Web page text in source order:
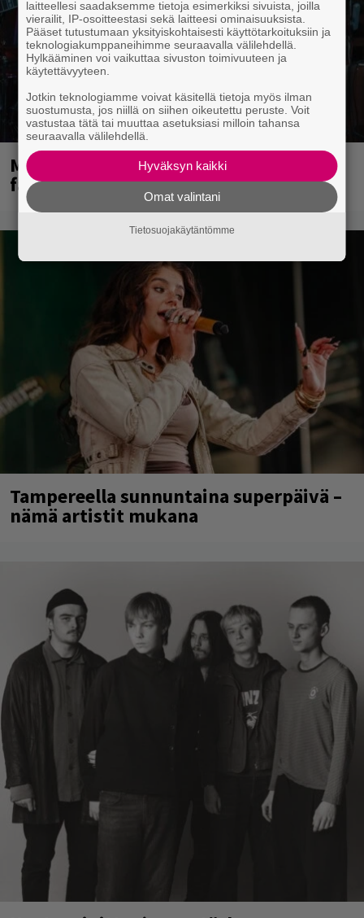
Mainioita uutisia Remu Aaltosen
faneille
Tampereella sunnuntaina superpäivä –
nämä artistit mukana
laitteellesi saadaksemme tietoja esimerkiksi sivuista, joilla
vierailit, IP-osoitteestasi sekä laitteesi ominaisuuksista.
Pääset tutustumaan yksityiskohtaisesti käyttötarkoituksiin ja
teknologiakumppaneihimme seuraavalla välilehdellä.
Hylkääminen voi vaikuttaa sivuston toimivuuteen ja
käytettävyyteen.
Jotkin teknologiamme voivat käsitellä tietoja myös ilman
suostumusta, jos niillä on siihen oikeutettu peruste. Voit
vastustaa tätä tai muuttaa asetuksiasi milloin tahansa
seuraavalla välilehdellä.
Hyväksyn kaikki
Omat valintani
Tietosuojakäytäntömme